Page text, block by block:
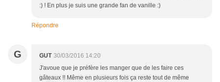
:) ! En plus je suis une grande fan de vanille :)
Répondre
G GUT 30/03/2016 14:20
J'avoue que je préfère les manger que de les faire ces
gâteaux !! Même en plusieurs fois ça reste tout de même